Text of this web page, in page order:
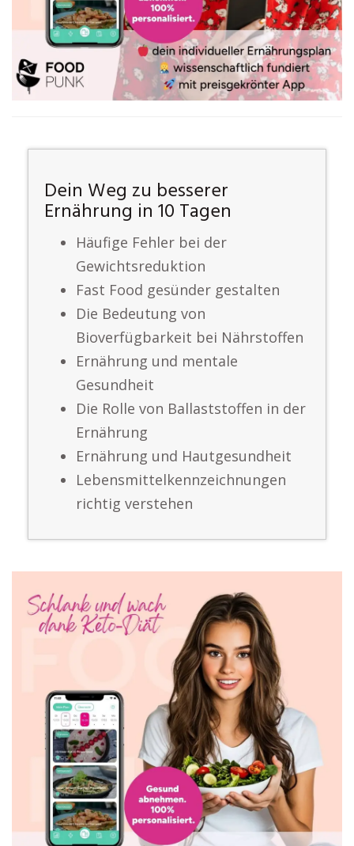
Dein Weg zu besserer
Ernährung in 10 Tagen
Häufige Fehler bei der
Gewichtsreduktion
Fast Food gesünder gestalten
Die Bedeutung von
Bioverfügbarkeit bei Nährstoffen
Ernährung und mentale
Gesundheit
Die Rolle von Ballaststoffen in der
Ernährung
Ernährung und Hautgesundheit
Lebensmittelkennzeichnungen
richtig verstehen